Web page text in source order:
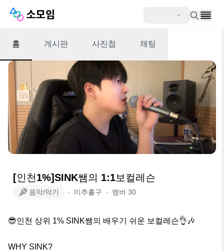
홈 게시판 사진첩 채팅
[인천1%]SINK쌤의 1:1보컬레슨
음악/악기 ∙ 미추홀구 ∙ 멤버 30
😎인천 상위 1% SINK쌤의 배우기 쉬운 보컬레슨👌🎶
WHY SINK?